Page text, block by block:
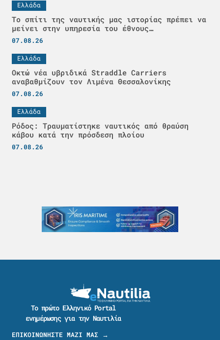
Ελλάδα
Το σπίτι της ναυτικής μας ιστορίας πρέπει να
μείνει στην υπηρεσία του έθνους…
07.08.26
Ελλάδα
Οκτώ νέα υβριδικά Straddle Carriers
αναβαθμίζουν τον Λιμένα Θεσσαλονίκης
07.08.26
Ελλάδα
Ρόδος: Τραυματίστηκε ναυτικός από θραύση
κάβου κατά την πρόσδεση πλοίου
07.08.26
Το πρώτο Ελληνικό Portal
ενημέρωσης για την Ναυτιλία
ΕΠΙΚΟΙΝΩΝΗΣΤΕ ΜΑΖΙ ΜΑΣ →